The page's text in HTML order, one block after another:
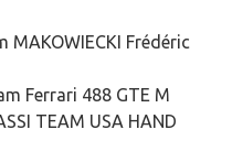
MAKOWIECKI Frédéric
Ferrari 488 GTE M
TEAM USA HAND